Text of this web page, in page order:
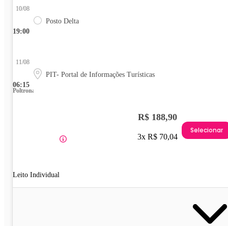
19:00
10/08
Posto Delta
06:15
11/08
PIT- Portal de Informações Turísticas
Poltrona
Leito Individual
R$ 188,90
3x R$ 70,04
Selecionar